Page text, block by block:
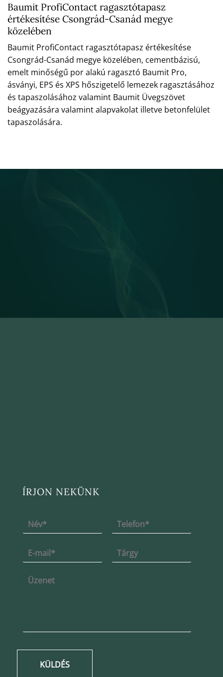
Baumit ProfiContact ragasztótapasz
értékesítése Csongrád-Csanád megye
közelében
Baumit ProfiContact ragasztótapasz értékesítése
Csongrád-Csanád megye közelében, cementbázisú,
emelt minőségű por alakú ragasztó Baumit Pro,
ásványi, EPS és XPS hőszigetelő lemezek ragasztásához
és tapaszolásához valamint Baumit Üvegszövet
beágyazására valamint alapvakolat illetve betonfelület
tapaszolására.
ÍRJON NEKÜNK
KÜLDÉS